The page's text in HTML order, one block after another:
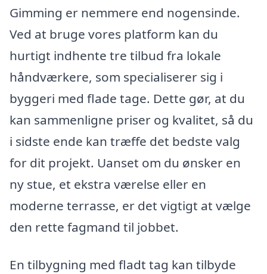
Gimming er nemmere end nogensinde.
Ved at bruge vores platform kan du
hurtigt indhente tre tilbud fra lokale
håndværkere, som specialiserer sig i
byggeri med flade tage. Dette gør, at du
kan sammenligne priser og kvalitet, så du
i sidste ende kan træffe det bedste valg
for dit projekt. Uanset om du ønsker en
ny stue, et ekstra værelse eller en
moderne terrasse, er det vigtigt at vælge
den rette fagmand til jobbet.
En tilbygning med fladt tag kan tilbyde